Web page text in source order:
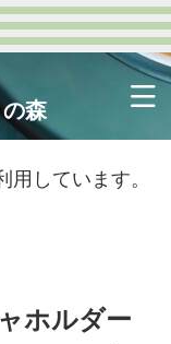
森
しています。
ホルダー